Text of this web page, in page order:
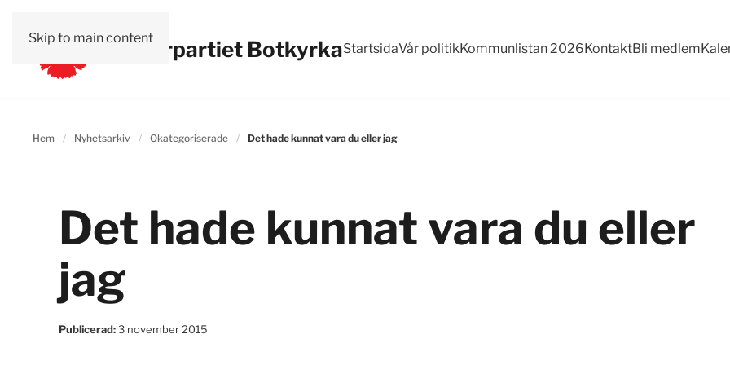
Skip to main contentVänsterpartiet BotkyrkaStartsidaVår politikKommunlistan 2026KontaktBli medlem
Hem Nyhetsarkiv Okategoriserade Det hade kunnat vara du eller jag
Det hade kunnat vara du eller
jag
Publicerad:3 november 2015